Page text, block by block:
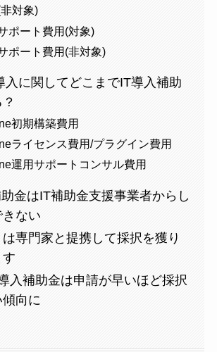
対象)
ポート費用(対象)
ポート費用(非対象)
入に関してどこまでIT導入補助
初期構築費用
ライセンス費用/プラグイン費用
運用サポートコンサル費用
金はIT補助金支援事業者からし
ない
専門家と提携して採択を獲り
入補助金は申請が早いほど採択
向に